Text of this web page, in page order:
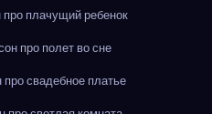
плачущий ребенок
про полет во сне
свадебное платье